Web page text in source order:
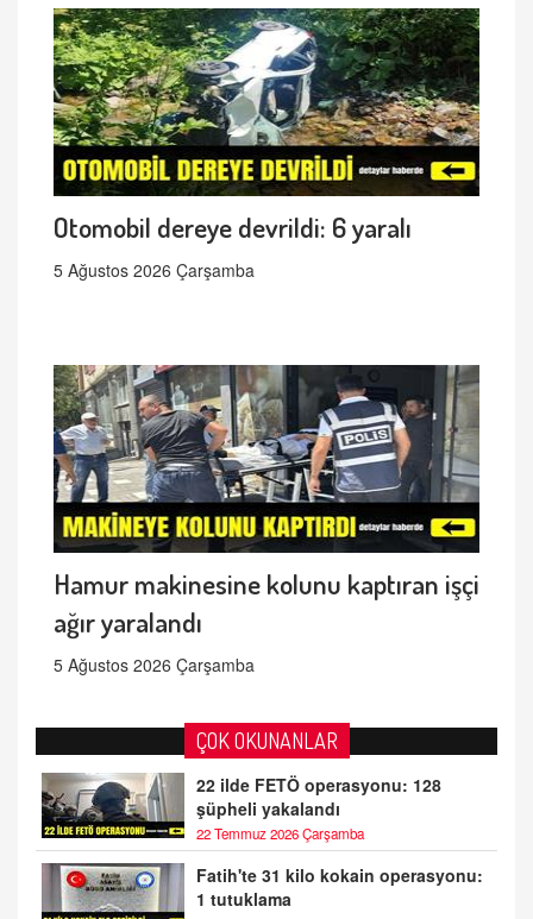
Otomobil dereye devrildi: 6 yaralı
5 Ağustos 2026 Çarşamba
Hamur makinesine kolunu kaptıran işçi
ağır yaralandı
5 Ağustos 2026 Çarşamba
ÇOK OKUNANLAR
22 ilde FETÖ operasyonu: 128
şüpheli yakalandı
22 Temmuz 2026 Çarşamba
Fatih'te 31 kilo kokain operasyonu:
1 tutuklama